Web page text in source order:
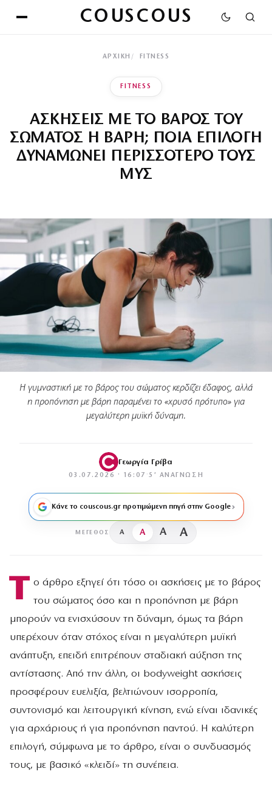
COUSCOUS
ΑΡΧΙΚΉ FITNESS
FITNESS
ΑΣΚΗΣΕΙΣ ΜΕ ΤΟ ΒΑΡΟΣ ΤΟΥ
ΣΩΜΑΤΟΣ Η ΒΑΡΗ; ΠΟΙΑ ΕΠΙΛΟΓΗ
ΔΥΝΑΜΩΝΕΙ ΠΕΡΙΣΣΟΤΕΡΟ ΤΟΥΣ
ΜΥΣ
Η γυμναστική με το βάρος του σώματος κερδίζει έδαφος, αλλά
η προπόνηση με βάρη παραμένει το «χρυσό πρότυπο» για
μεγαλύτερη μυϊκή δύναμη.
Γεωργία Γρίβα
03.07.2026 · 16:07 ·5′ ΑΝΆΓΝΩΣΗ
Κάνε το couscous.gr προτιμώμενη πηγή στην Google
ΜΈΓΕΘΟΣ A A A A
Τ ο άρθρο εξηγεί ότι τόσο οι ασκήσεις με το βάρος
του σώματος όσο και η προπόνηση με βάρη
μπορούν να ενισχύσουν τη δύναμη, όμως τα βάρη
υπερέχουν όταν στόχος είναι η μεγαλύτερη μυϊκή
ανάπτυξη, επειδή επιτρέπουν σταδιακή αύξηση της
αντίστασης. Από την άλλη, οι bodyweight ασκήσεις
προσφέρουν ευελιξία, βελτιώνουν ισορροπία,
συντονισμό και λειτουργική κίνηση, ενώ είναι ιδανικές
για αρχάριους ή για προπόνηση παντού. Η καλύτερη
επιλογή, σύμφωνα με το άρθρο, είναι ο συνδυασμός
τους, με βασικό «κλειδί» τη συνέπεια.